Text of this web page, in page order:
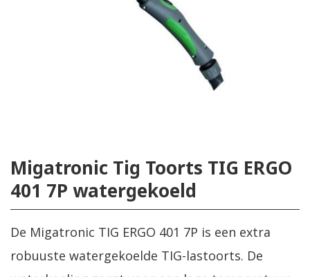
Migatronic Tig Toorts TIG ERGO
401 7P watergekoeld
De Migatronic TIG ERGO 401 7P is een extra
robuuste watergekoelde TIG-lastoorts. De